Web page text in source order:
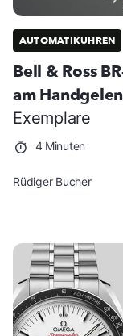
AUTOMATIKUHREN
Bell & Ross
am
Exemplare
4 Minuten
Rüdiger Bucher